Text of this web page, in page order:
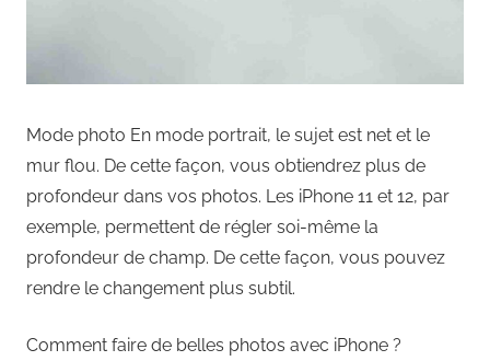
Mode photo En mode portrait, le sujet est net et le
mur flou. De cette façon, vous obtiendrez plus de
profondeur dans vos photos. Les iPhone 11 et 12, par
exemple, permettent de régler soi-même la
profondeur de champ. De cette façon, vous pouvez
rendre le changement plus subtil.
Comment faire de belles photos avec iPhone ?